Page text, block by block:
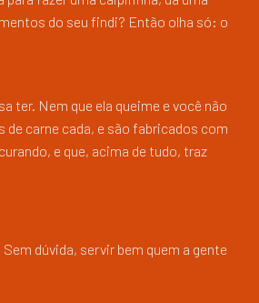
do seu findi? Então olha só: o
ter. Nem que ela queime e você não
carne cada, e são fabricados com
e que, acima de tudo, traz
dúvida, servir bem quem a gente